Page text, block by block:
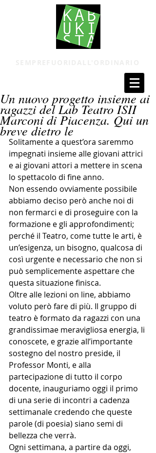
Un nuovo progetto insieme ai
ragazzi del Lab Teatro ISII
Marconi di Piacenza. Qui un
breve dietro le
Solitamente a quest’ora saremmo
impegnati insieme alle giovani attrici
e ai giovani attori a mettere in scena
lo spettacolo di fine anno.
Non essendo ovviamente possibile
abbiamo deciso però anche noi di
non fermarci e di proseguire con la
formazione e gli approfondimenti;
perché il Teatro, come tutte le arti, è
un’esigenza, un bisogno, qualcosa di
così urgente e necessario che non si
può semplicemente aspettare che
questa situazione finisca.
Oltre alle lezioni on line, abbiamo
voluto però fare di più. Il gruppo di
teatro è formato da ragazzi con una
grandissimae meravigliosa energia, li
conoscete, e grazie all’importante
sostegno del nostro preside, il
Professor Monti, e alla
partecipazione di tutto il corpo
docente, inauguriamo oggi il primo
di una serie di incontri a cadenza
settimanale credendo che queste
parole (di poesia) siano semi di
bellezza che verrà.
Ogni settimana, a partire da oggi,